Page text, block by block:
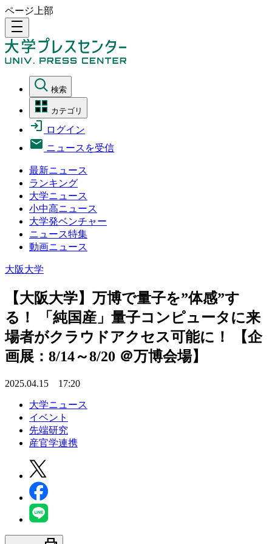
ページ上部
density_medium
検索
カテゴリ
ログイン
ニュースを受信
最新ニュース
ランキング
大学ニュース
小中高ニュース
大学発ベンチャー
ニュース特集
動画ニュース
大阪大学
【大阪大学】万博で量子を”体感”す
る！ 「純国産」量子コンピュータに来
場者がクラウドアクセス可能に！ 【企
画展：8/14～8/20 ＠万博会場】
2025.04.15 17:20
大学ニュース
イベント
先端研究
産官学連携